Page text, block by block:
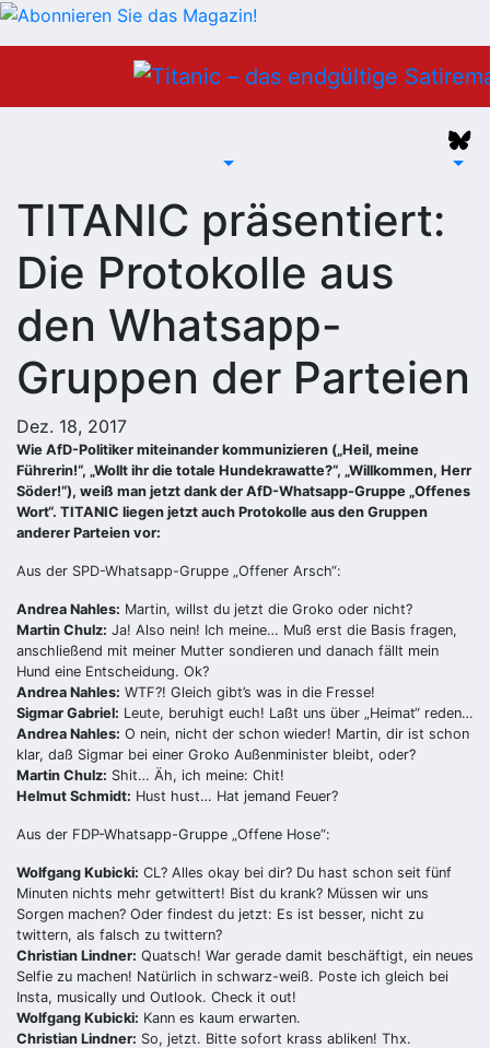
TITANIC präsentiert:
Die Protokolle aus
den Whatsapp-
Gruppen der Parteien
Dez. 18, 2017
Wie AfD-Politiker miteinander kommunizieren („Heil, meine
Führerin!“, „Wollt ihr die totale Hundekrawatte?“, „Willkommen, Herr
Söder!“), weiß man jetzt dank der AfD-Whatsapp-Gruppe „Offenes
Wort“. TITANIC liegen jetzt auch Protokolle aus den Gruppen
anderer Parteien vor:
Aus der SPD-Whatsapp-Gruppe „Offener Arsch“:
Andrea Nahles: Martin, willst du jetzt die Groko oder nicht?
Martin Chulz: Ja! Also nein! Ich meine… Muß erst die Basis fragen,
anschließend mit meiner Mutter sondieren und danach fällt mein
Hund eine Entscheidung. Ok?
Andrea Nahles: WTF?! Gleich gibt’s was in die Fresse!
Sigmar Gabriel: Leute, beruhigt euch! Laßt uns über „Heimat“ reden…
Andrea Nahles: O nein, nicht der schon wieder! Martin, dir ist schon
klar, daß Sigmar bei einer Groko Außenminister bleibt, oder?
Martin Chulz: Shit… Äh, ich meine: Chit!
Helmut Schmidt: Hust hust… Hat jemand Feuer?
Aus der FDP-Whatsapp-Gruppe „Offene Hose“:
Wolfgang Kubicki: CL? Alles okay bei dir? Du hast schon seit fünf
Minuten nichts mehr getwittert! Bist du krank? Müssen wir uns
Sorgen machen? Oder findest du jetzt: Es ist besser, nicht zu
twittern, als falsch zu twittern?
Christian Lindner: Quatsch! War gerade damit beschäftigt, ein neues
Selfie zu machen! Natürlich in schwarz-weiß. Poste ich gleich bei
Insta, musically und Outlook. Check it out!
Wolfgang Kubicki: Kann es kaum erwarten.
Christian Lindner: So, jetzt. Bitte sofort krass abliken! Thx.